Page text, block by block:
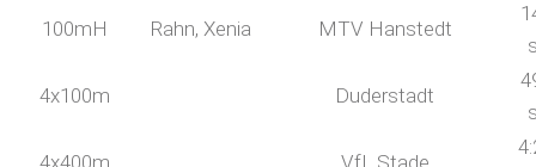
100mH Rahn, Xenia MTV Hanstedt
4x100m Duderstadt
4x400m VfL Stade